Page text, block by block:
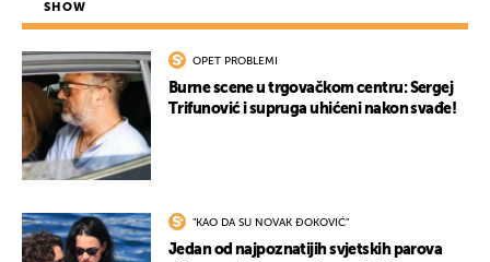
SHOW
OPET PROBLEMI
Burne scene u trgovačkom centru: Sergej
Trifunović i supruga uhićeni nakon svađe!
"KAO DA SU NOVAK ĐOKOVIĆ"
Jedan od najpoznatijih svjetskih parova